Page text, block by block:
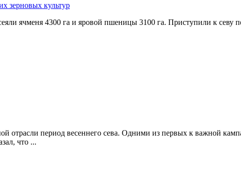
зерновых культур
ячменя 4300 га и яровой пшеницы 3100 га. Приступили к севу
отрасли период весеннего сева. Одними из первых к важной
что ...